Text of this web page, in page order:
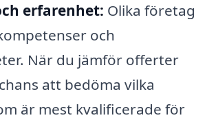
erfarenhet: Olika företag
och
När du jämför offerter
att bedöma vilka
är mest kvalificerade för